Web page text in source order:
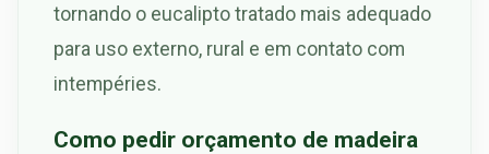
tornando o eucalipto tratado mais adequado
para uso externo, rural e em contato com
intempéries.
Como pedir orçamento de madeira